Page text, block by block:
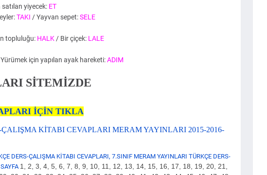
yiyecek: ET
TAKI / Yayvan sepet:SELE
topluluğu: HALK / Bir çiçek: LALE
için yapılan ayak hareketi:ADIM
SİTEMİZDE
İÇİN TIKLA
ÇALIŞMA KİTABI CEVAPLARI MERAM YAYINLARI 2015-2016-
DERS-ÇALIŞMA KİTABI CEVAPLARI, 7.SINIF MERAM YAYINLARI TÜRKÇE DERS-
1, 2, 3, 4, 5, 6, 7, 8, 9, 10, 11, 12, 13, 14, 15, 16, 17, 18, 19, 20, 21,